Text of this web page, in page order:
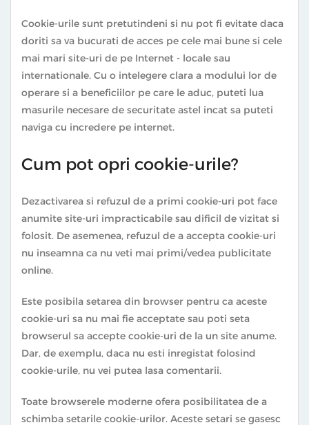
Cookie-urile sunt pretutindeni si nu pot fi evitate daca
doriti sa va bucurati de acces pe cele mai bune si cele
mai mari site-uri de pe Internet - locale sau
internationale. Cu o intelegere clara a modului lor de
operare si a beneficiilor pe care le aduc, puteti lua
masurile necesare de securitate astel incat sa puteti
naviga cu incredere pe internet.
Cum pot opri cookie-urile?
Dezactivarea si refuzul de a primi cookie-uri pot face
anumite site-uri impracticabile sau dificil de vizitat si
folosit. De asemenea, refuzul de a accepta cookie-uri
nu inseamna ca nu veti mai primi/vedea publicitate
online.
Este posibila setarea din browser pentru ca aceste
cookie-uri sa nu mai fie acceptate sau poti seta
browserul sa accepte cookie-uri de la un site anume.
Dar, de exemplu, daca nu esti inregistat folosind
cookie-urile, nu vei putea lasa comentarii.
Toate browserele moderne ofera posibilitatea de a
schimba setarile cookie-urilor. Aceste setari se gasesc